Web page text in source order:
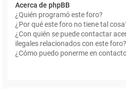
Acerca de phpBB
¿Quién programó este foro?
¿Por qué este foro no tiene tal
¿Con quién se puede contactar
ilegales relacionados con este foro?
¿Cómo puedo ponerme en